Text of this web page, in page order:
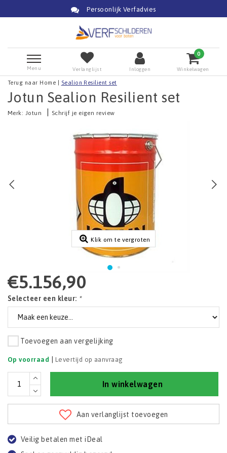
Persoonlijk Verfadvies
Menu Verlanglijst Inloggen
0
Winkelwagen
Terug naar Home Sealion Resilient set
Jotun Sealion Resilient set
Merk: Jotun Schrijf je eigen review
Klik om te vergroten
€5.156,90
Selecteer een kleur: *
Toevoegen aan vergelijking
Op voorraad Levertijd op aanvraag
In winkelwagen
Aan verlanglijst toevoegen
Veilig betalen met iDeal